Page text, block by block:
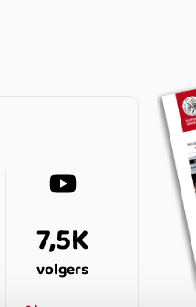
7,5K
volgers